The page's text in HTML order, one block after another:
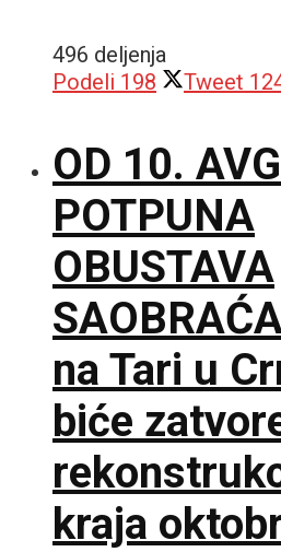
496 deljenja
Podeli 198 Tweet
OD 10.
POTPUNA
OBUSTAVA
na Tari u
biće
kraja